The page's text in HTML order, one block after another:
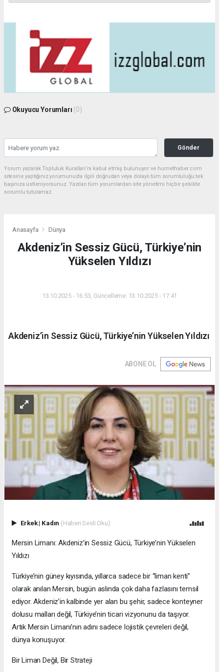
Okuyucu Yorumları (0)
Gönder
Yorum yazarak Topluluk Kuralları’nı kabul etmiş bulunuyor ve hurnethaber.com
sitesine yaptığınız yorumunuzla ilgili doğrudan veya dolaylı tüm sorumluluğu tek
başınıza üstleniyorsunuz. Yazılan tüm yorumlardan site yönetimi hiçbir şekilde
sorumlu tutulamaz.
Anasayfa Dünya
Akdeniz’in Sessiz Gücü, Türkiye’nin
Yükselen Yıldızı
13.10.2025 - 16:53, Güncelleme: 13.10.2025 - 17:41
Akdeniz’in Sessiz Gücü, Türkiye’nin Yükselen Yıldızı
ABONE OL
Erkek| Kadın (Haberi Sesli Oku)
Mersin Limanı: Akdeniz’in Sessiz Gücü, Türkiye’nin Yükselen
Yıldızı
Türkiye’nin güney kıyısında, yıllarca sadece bir “liman kenti”
olarak anılan Mersin, bugün aslında çok daha fazlasını temsil
ediyor. Akdeniz’in kalbinde yer alan bu şehir, sadece konteyner
dolusu malları değil, Türkiye’nin ticari vizyonunu da taşıyor.
Artık Mersin Limanı’nın adını sadece lojistik çevreleri değil,
dünya konuşuyor.
Bir Liman Değil, Bir Strateji